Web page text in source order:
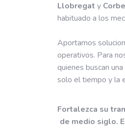
Llobregat y
habituado a los
Aportamos
operativos. Para
quienes buscan
solo el tiempo y la
Fortalezca su
de medio siglo.